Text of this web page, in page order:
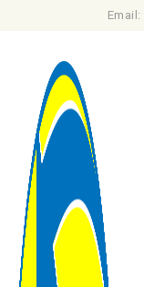
Email: